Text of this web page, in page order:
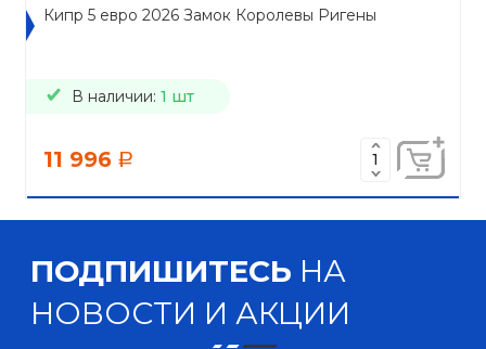
Кипр 5 евро 2026 Замок Королевы Ригены
В наличии: 1 шт
11 996 a
ПОДПИШИТЕСЬ НА
НОВОСТИ И АКЦИИ